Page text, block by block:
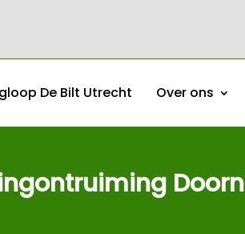
De Bilt Utrecht Over ons
Doorn